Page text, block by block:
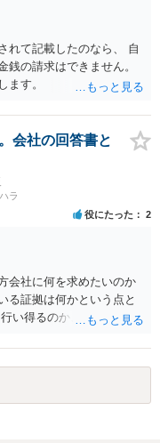
れて記載したのなら、 自
銭の請求はできません。
ます。
会社の回答書と
ラ
役にたった 2
会社に何を求めたいのか
る証拠は何かという点と
い得るのか、また、どう
ます。 上記、ご参考くだ